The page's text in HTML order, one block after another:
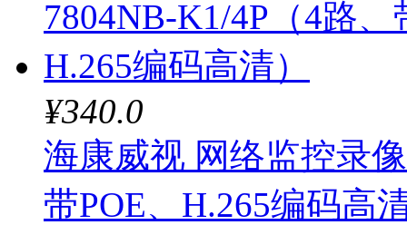
¥340.0
海康威视 网络监控录
带POE、H.265编码高